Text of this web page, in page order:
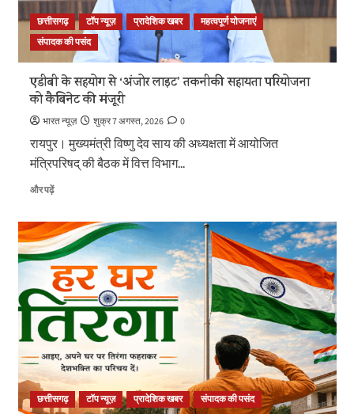
छत्तीसगढ़
का
प्रीमियम
हैंडलूम
‘कोशल
फैब’
के
में
और
छत्तीसगढ़ टॉप न्यूज़ प्रादेशिक खबर
महत्वपूर्ण योजनाएं
संपादक की पसंद
एडीबी के सहयोग से ‘अंजोर लाइट’ तकनीकी सहायता परियोजना
को कैबिनेट की मंजूरी
भारत न्यूज़ शुक्र 7 अगस्त, 2026 0
रायपुर। मुख्यमंत्री विष्णु देव साय की अध्यक्षता में आयोजित
मंत्रिपरिषद् की बैठक में वित्त विभाग...
और पढ़ेंएडीबी
से
‘अंजोर
लाइट’
तकनीकी
सहायता
परियोजना
को
कैबिनेट
की
मंजूरी
के
बारे
छत्तीसगढ़ टॉप न्यूज़ प्रादेशिक खबर संपादक की पसंद